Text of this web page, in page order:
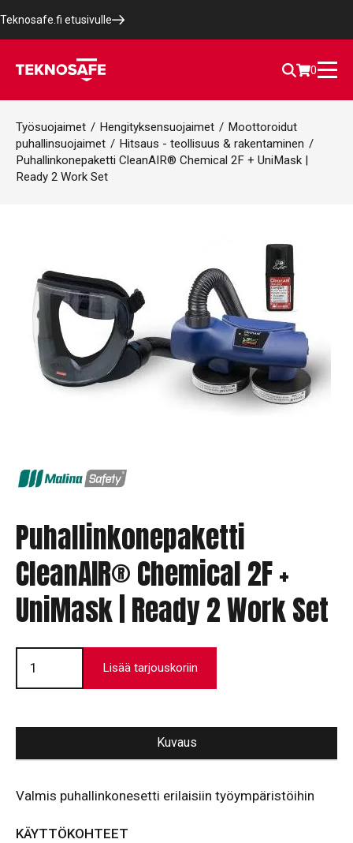
Teknosafe.fi etusivulle
0
Työsuojaimet / Hengityksensuojaimet / Moottoroidut
puhallinsuojaimet / Hitsaus - teollisuus & rakentaminen /
Puhallinkonepaketti CleanAIR® Chemical 2F + UniMask |
Ready 2 Work Set
Puhallinkonepaketti
CleanAIR® Chemical 2F +
UniMask | Ready 2 Work Set
Puhallinkonepaketti
CleanAIR®
Chemical
2F
Work
Lisää tarjouskoriin
Kuvaus
Valmis puhallinkonesetti erilaisiin työympäristöihin
KÄYTTÖKOHTEET